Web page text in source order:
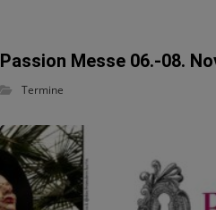
Passion Messe 06.-08.
Termine